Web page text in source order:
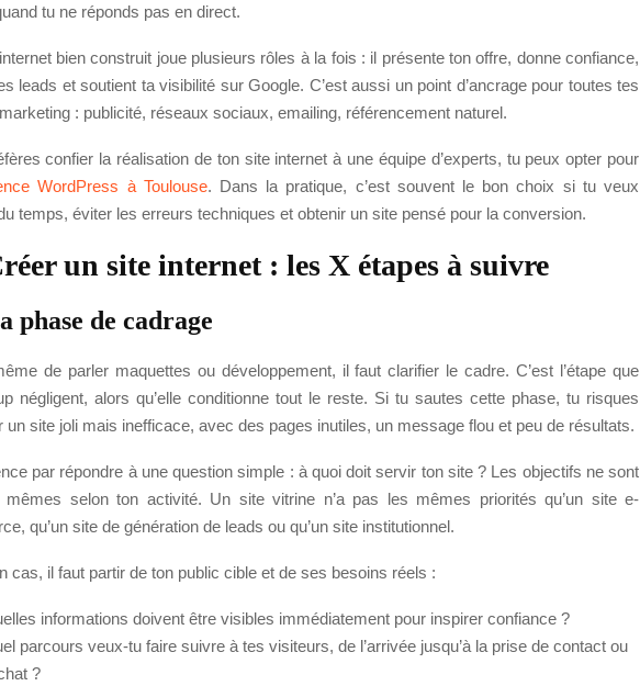
tu ne réponds pas en direct.
bien construit joue plusieurs rôles à la fois : il présente ton offre, donne confiance,
leads et soutient ta visibilité sur Google. C’est aussi un point d’ancrage pour toutes tes
: publicité, réseaux sociaux, emailing, référencement naturel.
confier la réalisation de ton site internet à une équipe d’experts, tu peux opter pour
WordPress à Toulouse. Dans la pratique, c’est souvent le bon choix si tu veux
temps, éviter les erreurs techniques et obtenir un site pensé pour la conversion.
un site internet : les X étapes à suivre
phase de cadrage
de parler maquettes ou développement, il faut clarifier le cadre. C’est l’étape que
négligent, alors qu’elle conditionne tout le reste. Si tu sautes cette phase, tu risques
un site joli mais inefficace, avec des pages inutiles, un message flou et peu de résultats.
par répondre à une question simple : à quoi doit servir ton site ? Les objectifs ne sont
selon ton activité. Un site vitrine n’a pas les mêmes priorités qu’un site e-
qu’un site de génération de leads ou qu’un site institutionnel.
cas, il faut partir de ton public cible et de ses besoins réels :
informations doivent être visibles immédiatement pour inspirer confiance ?
parcours veux-tu faire suivre à tes visiteurs, de l’arrivée jusqu’à la prise de contact ou
?